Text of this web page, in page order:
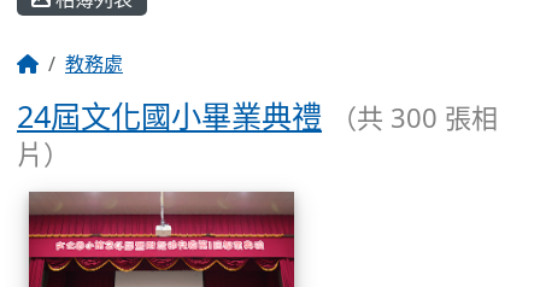
教務處
24屆文化國小畢業典禮
（共 300 張相
片）
相簿列表 24屆文化國小畢業典禮